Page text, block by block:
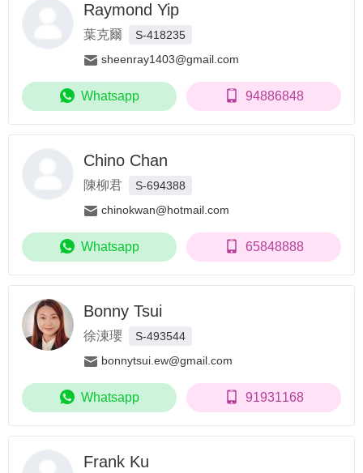
Raymond Yip
葉克爾
S-418235
sheenray1403@gmail.com
Whatsapp 94886848
Chino Chan
陳柳君
S-694388
chinokwan@hotmail.com
Whatsapp 65848888
Bonny Tsui
徐涷瓔
S-493544
bonnytsui.ew@gmail.com
Whatsapp 91931168
Frank Ku